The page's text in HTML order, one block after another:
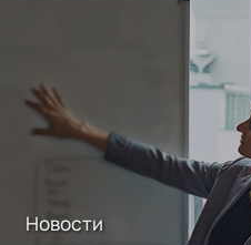
Новости